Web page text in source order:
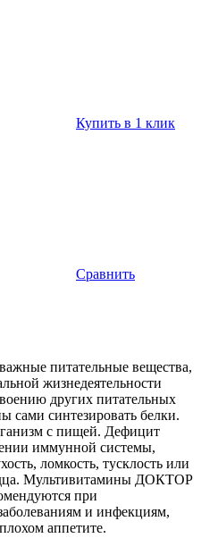
Купить в 1 клик
Сравнить
питательные вещества,
жизнедеятельности
других питательных
сами синтезировать белки.
с пищей. Дефицит
иммунной системы,
ломкость, тусклость или
Мультивитамины ДОКТОР
при
и инфекциям,
аппетите.